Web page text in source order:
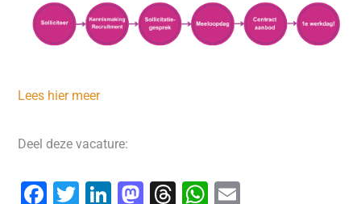
Lees hier meer
Deel deze vacature:
F
T
Li M T
W